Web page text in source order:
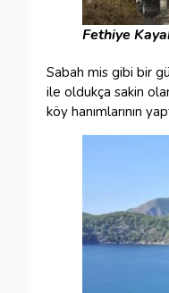
Fethiye
Sabah mis gibi bir
ile oldukça sakin
köy hanımlarının